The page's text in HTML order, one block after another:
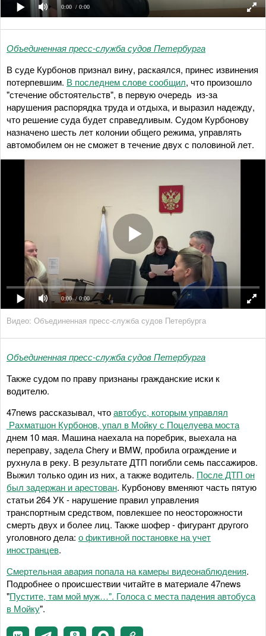
0:00 / 0:00
Объединенная пресс-служба судов Петербурга
В суде Курбонов признал вину, раскаялся, принес извинения
потерпевшим. В последнем слове сообщил, что произошло
"стечение обстоятельств", в первую очередь из-за
нарушения распорядка труда и отдыха, и выразил надежду,
что решение суда будет справедливым. Судом Курбонову
назначено шесть лет колонии общего режима, управлять
автомобилем он не сможет в течение двух с половиной лет.
0:00 / 0:00
Видео: Объединенная пресс-служба судов Петербурга
Объединенная пресс-служба судов Петербурга
Также судом по праву признаны гражданские иски к
водителю.
47news рассказывал, чтоавтобус, которым управлял
Рахматшон Курбонов, упал в Мойку с Поцелуева моста
днем 10 мая. Машина наехала на поребрик, выехала на
переправу, задела Chery и BMW, пробила ограждение и
рухнула в реку. В результате ДТП погибли семь пассажиров.
Выжил только один из них, а также водитель. После ДТП он
был задержан и арестован. Курбонову вменяют часть пятую
статьи 264 УК - нарушение правил управления
транспортным средством, повлекшее по неосторожности
смерть двух и более лиц. Также шофер - фигурант другого
уголовного дела: о фиктивной постановке на учет
иностранцев.
Смертельная авария попала на камеры видеонаблюдения.
Подробнее о происшествии читайте в материале 47news
"Пустите, там мой муж…". Голоса с места падения автобуса
в Мойку".